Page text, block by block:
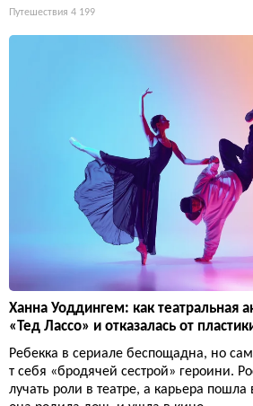
Путешествия 4 199
Ханна Уоддингем: как театральная
«Тед Лассо» и отказалась от
Ребекка в сериале беспощадна, но
т себя «бродячей сестрой» героини.
лучать роли в театре, а карьера пошла